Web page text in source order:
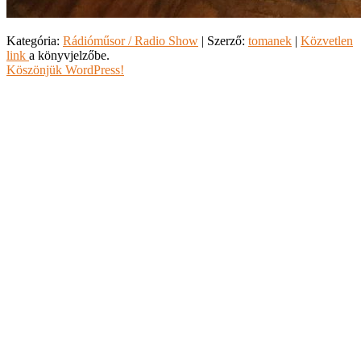
Kategória: Rádióműsor / Radio Show | Szerző: tomanek | Közvetlen
link a könyvjelzőbe.
Köszönjük WordPress!